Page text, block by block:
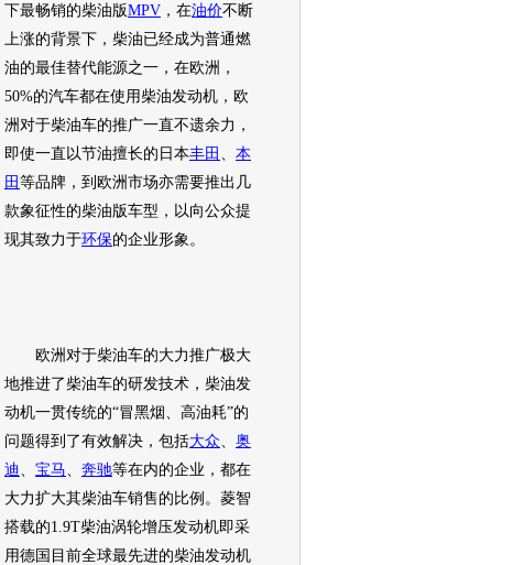
下最畅销的柴油版MPV ，在油价不断
上涨的背景下，柴油已经成为普通燃
油的最佳替代能源之一，在欧洲，
50%的汽车都在使用柴油发动机 ，欧
洲对于柴油车的推广一直不遗余力，
即使一直以节油擅长的日本丰田
本
田 等品牌，到欧洲市场亦需要推出几
款象征性的柴油版车型 ，以向公众提
现其致力于环保的企业形象。
欧洲对于柴油车的大力推广极大
地推进了柴油车的研发技术，柴油发
动机一贯传统的“冒黑烟、高油耗”的
问题得到了有效解决，包括大众
奥
迪
宝马 奔驰等在内的企业，都在
大力扩大其柴油车销售的比例。 菱智
搭载的1.9T柴油涡轮增压发动机即采
用德国目前全球最先进的柴油发动机